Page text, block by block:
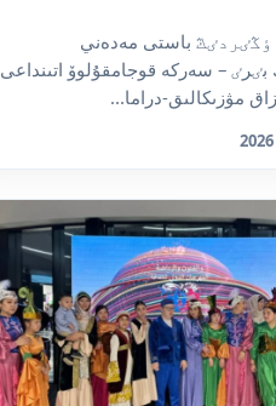
ٶڭٸردٸڭ باستى مەدەني
بٸرٸ – سەركە قوجامقۇلوۆ اتىنداعى
مۋزىكالىق-دراما...